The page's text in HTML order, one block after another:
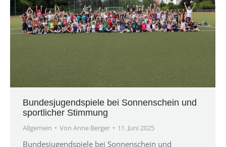
Bundesjugendspiele bei Sonnenschein und
sportlicher Stimmung
Allgemein Von Anne Berger 11. Juni 2025
Bundesjugendspiele bei Sonnenschein und